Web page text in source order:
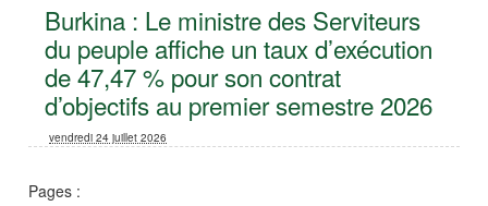
Burkina : Le ministre des Serviteurs
du peuple affiche un taux d’exécution
de 47,47 % pour son contrat
d’objectifs au premier semestre 2026
vendredi 24 juillet 2026
Pages :